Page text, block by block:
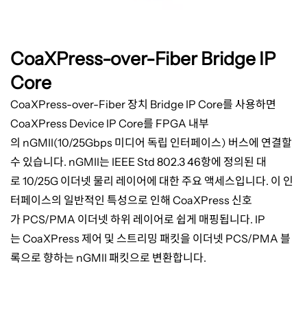
CoaXPress-over-Fiber Bridge IP
Core
CoaXPress-over-Fiber 장치 Bridge IP Core를 사용하면
CoaXPress Device IP Core를 FPGA 내부
의 nGMII(10/25Gbps 미디어 독립 인터페이스) 버스에 연결할
수 있습니다. nGMII는 IEEE Std 802.3 46항에 정의된 대
로 10/25G 이더넷 물리 레이어에 대한 주요 액세스입니다. 이 인
터페이스의 일반적인 특성으로 인해 CoaXPress 신호
가PCS/PMA 이더넷 하위 레이어로 쉽게 매핑됩니다. IP
는 CoaXPress 제어 및 스트리밍 패킷을 이더넷 PCS/PMA 블
록으로 향하는 nGMII 패킷으로 변환합니다.